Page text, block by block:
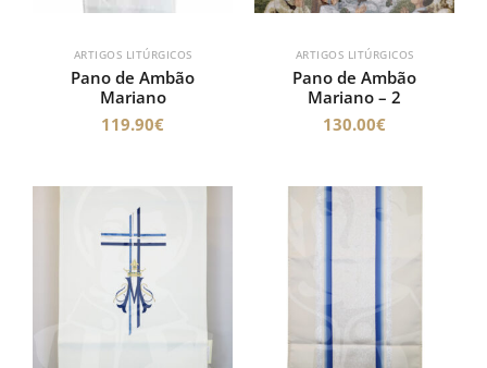
ARTIGOS LITÚRGICOS
Pano de Ambão
Mariano
119.90€
ARTIGOS LITÚRGICOS
Pano de Ambão
Mariano – 2
130.00€